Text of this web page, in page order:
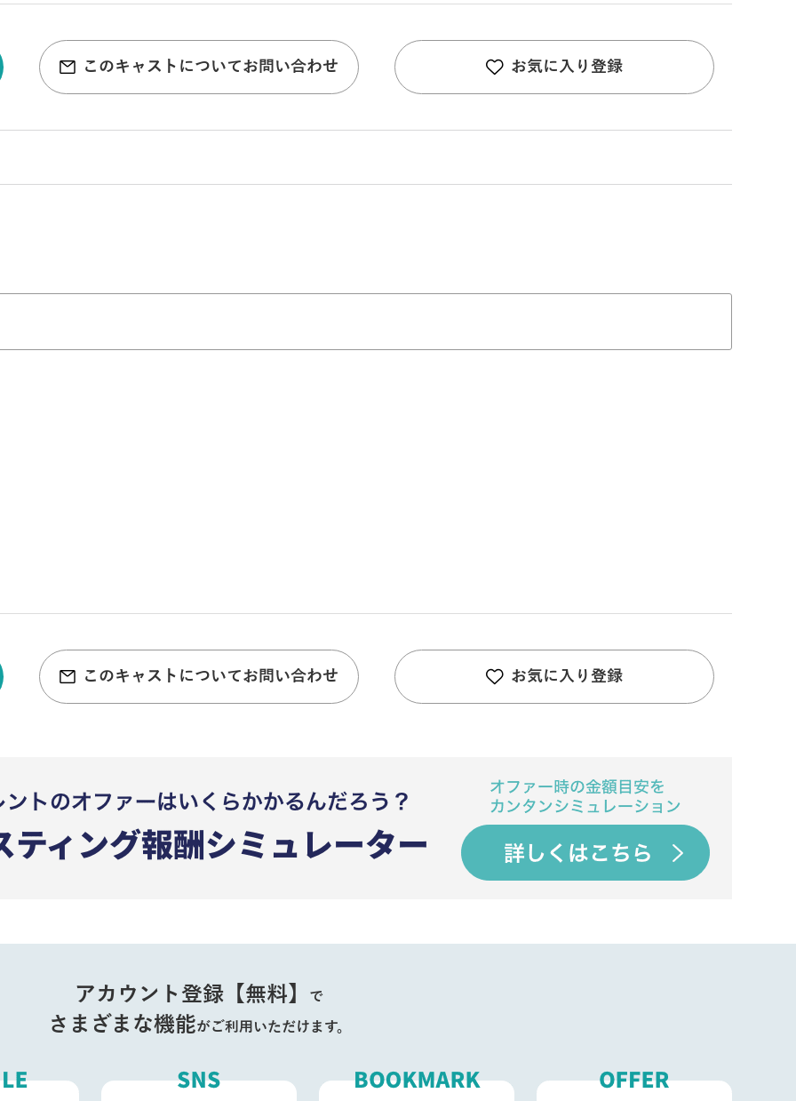
このキャストについてお問い合わせ お気に入り登録
このキャストについてお問い合わせ お気に入り登録
アカウント登録【無料】 で
さまざまな機能がご利用いただけます。